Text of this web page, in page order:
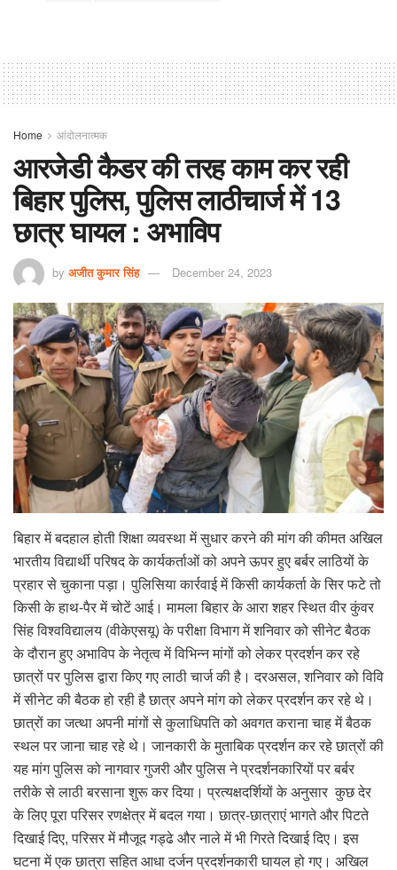
Home आंदोलनात्मक
आरजेडी कैडर की तरह काम कर रही
बिहार पुलिस, पुलिस लाठीचार्ज में 13
छात्र घायल : अभाविप
by अजीत कुमार सिंह December 24, 2023
बिहार में बदहाल होती शिक्षा व्यवस्था में सुधार करने की मांग की कीमत अखिल
भारतीय विद्यार्थी परिषद के कार्यकर्ताओं को अपने ऊपर हुए बर्बर लाठियों के
प्रहार से चुकाना पड़ा। पुलिसिया कार्रवाई में किसी कार्यकर्ता के सिर फटे तो
किसी के हाथ-पैर में चोटें आई। मामला बिहार के आरा शहर स्थित वीर कुंवर
सिंह विश्वविद्यालय (वीकेएसयू) के परीक्षा विभाग में शनिवार को सीनेट बैठक
के दौरान हुए अभाविप के नेतृत्व में विभिन्न मांगों को लेकर प्रदर्शन कर रहे
छात्रों पर पुलिस द्वारा किए गए लाठी चार्ज की है। दरअसल, शनिवार को विवि
में सीनेट की बैठक हो रही है छात्र अपने मांग को लेकर प्रदर्शन कर रहे थे।
छात्रों का जत्था अपनी मांगों से कुलाधिपति को अवगत कराना चाह में बैठक
स्थल पर जाना चाह रहे थे। जानकारी के मुताबिक प्रदर्शन कर रहे छात्रों की
यह मांग पुलिस को नागवार गुजरी और पुलिस ने प्रदर्शनकारियों पर बर्बर
तरीके से लाठी बरसाना शुरू कर दिया। प्रत्यक्षदर्शियों के अनुसार कुछ देर
के लिए पूरा परिसर रणक्षेत्र में बदल गया। छात्र-छात्राएं भागते और पिटते
दिखाई दिए, परिसर में मौजूद गड्ढे और नाले में भी गिरते दिखाई दिए। इस
घटना में एक छात्रा सहित आधा दर्जन प्रदर्शनकारी घायल हो गए। अखिल